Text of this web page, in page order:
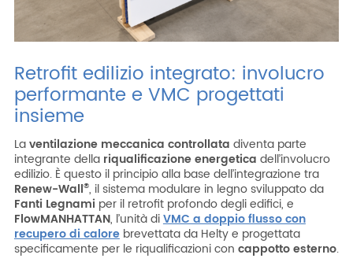
Retrofit edilizio integrato: involucro
performante e VMC progettati
insieme
Laventilazione meccanica controllata diventa parte
integrante della riqualificazione energetica dell’involucro
edilizio. È questo il principio alla base dell’integrazione tra
Renew-Wall®, il sistema modulare in legno sviluppato da
Fanti Legnamiper il retrofit profondo degli edifici, e
FlowMANHATTAN, l’unità diVMC a doppio flusso con
recupero di calorebrevettata da Helty e progettata
specificamente per le riqualificazioni con cappotto esterno.